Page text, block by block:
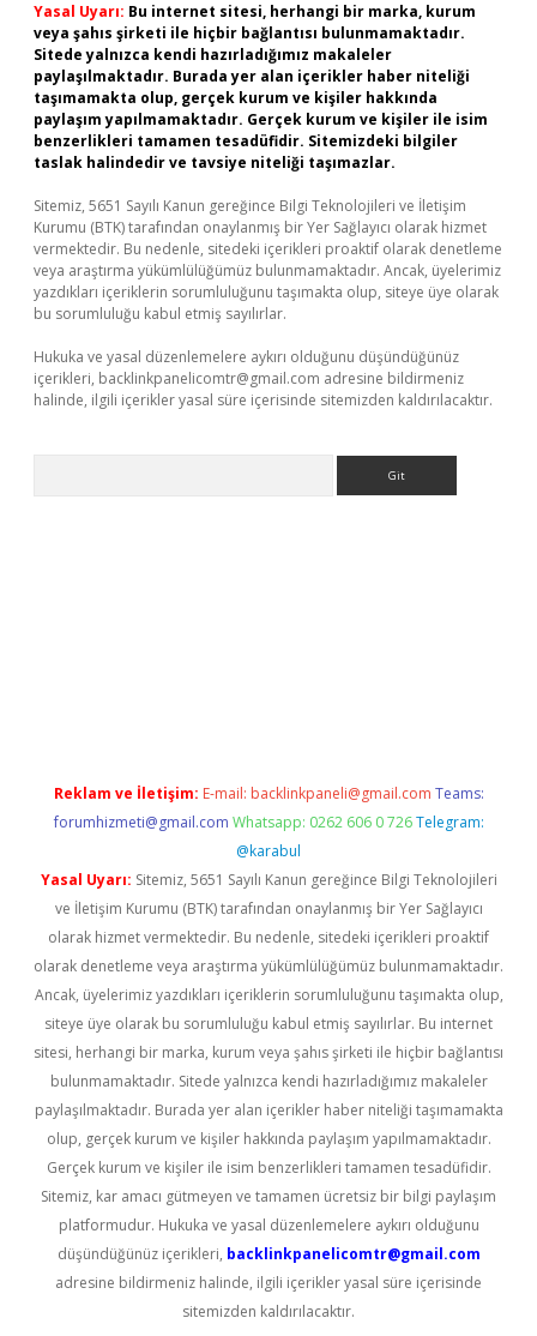
Yasal Uyarı: Bu internet sitesi, herhangi bir marka, kurum
veya şahıs şirketi ile hiçbir bağlantısı bulunmamaktadır.
Sitede yalnızca kendi hazırladığımız makaleler
paylaşılmaktadır. Burada yer alan içerikler haber niteliği
taşımamakta olup, gerçek kurum ve kişiler hakkında
paylaşım yapılmamaktadır. Gerçek kurum ve kişiler ile isim
benzerlikleri tamamen tesadüfidir. Sitemizdeki bilgiler
taslak halindedir ve tavsiye niteliği taşımazlar.
Sitemiz, 5651 Sayılı Kanun gereğince Bilgi Teknolojileri ve İletişim
Kurumu (BTK) tarafından onaylanmış bir Yer Sağlayıcı olarak hizmet
vermektedir. Bu nedenle, sitedeki içerikleri proaktif olarak denetleme
veya araştırma yükümlülüğümüz bulunmamaktadır. Ancak, üyelerimiz
yazdıkları içeriklerin sorumluluğunu taşımakta olup, siteye üye olarak
bu sorumluluğu kabul etmiş sayılırlar.
Hukuka ve yasal düzenlemelere aykırı olduğunu düşündüğünüz
içerikleri, backlinkpanelicomtr@gmail.com adresine bildirmeniz
halinde, ilgili içerikler yasal süre içerisinde sitemizden kaldırılacaktır.
Reklam ve İletişim: E-mail: backlinkpaneli@gmail.com Teams:
forumhizmeti@gmail.com Whatsapp: 0262 606 0 726 Telegram:
@karabul
Yasal Uyarı: Sitemiz, 5651 Sayılı Kanun gereğince Bilgi Teknolojileri
ve İletişim Kurumu (BTK) tarafından onaylanmış bir Yer Sağlayıcı
olarak hizmet vermektedir. Bu nedenle, sitedeki içerikleri proaktif
olarak denetleme veya araştırma yükümlülüğümüz bulunmamaktadır.
Ancak, üyelerimiz yazdıkları içeriklerin sorumluluğunu taşımakta olup,
siteye üye olarak bu sorumluluğu kabul etmiş sayılırlar. Bu internet
sitesi, herhangi bir marka, kurum veya şahıs şirketi ile hiçbir bağlantısı
bulunmamaktadır. Sitede yalnızca kendi hazırladığımız makaleler
paylaşılmaktadır. Burada yer alan içerikler haber niteliği taşımamakta
olup, gerçek kurum ve kişiler hakkında paylaşım yapılmamaktadır.
Gerçek kurum ve kişiler ile isim benzerlikleri tamamen tesadüfidir.
Sitemiz, kar amacı gütmeyen ve tamamen ücretsiz bir bilgi paylaşım
platformudur. Hukuka ve yasal düzenlemelere aykırı olduğunu
düşündüğünüz içerikleri, backlinkpanelicomtr@gmail.com
adresine bildirmeniz halinde, ilgili içerikler yasal süre içerisinde
sitemizden kaldırılacaktır.